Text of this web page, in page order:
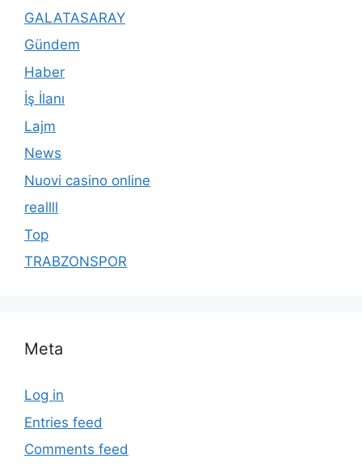
GALATASARAY
Gündem
Haber
İş İlanı
Lajm
News
Nuovi casino online
reallll
Top
TRABZONSPOR
Meta
Log in
Entries feed
Comments feed